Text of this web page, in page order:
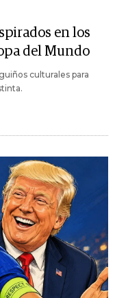
en los
del Mundo
culturales para